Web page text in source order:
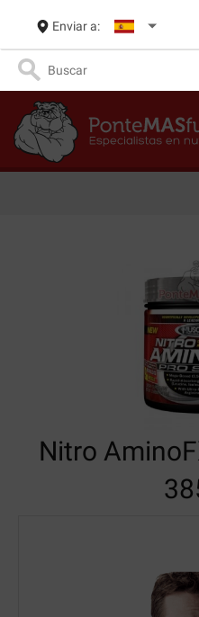
Enviar a:
Nitro